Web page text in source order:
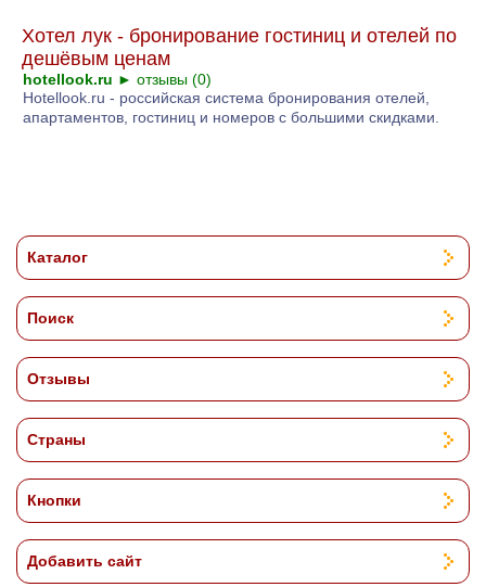
Хотел лук - бронирование гостиниц и отелей по
дешёвым ценам
hotellook.ru ► отзывы (0)
Hotellook.ru - российская система бронирования отелей,
апартаментов, гостиниц и номеров с большими скидками.
Каталог
Поиск
Отзывы
Страны
Кнопки
Добавить сайт